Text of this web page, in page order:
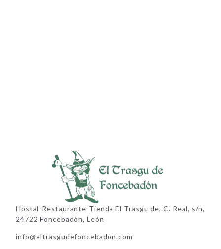
Hostal-Restaurante-Tienda El Trasgu de, C. Real, s/n,
24722 Foncebadón, León
info@eltrasgudefoncebadon.com